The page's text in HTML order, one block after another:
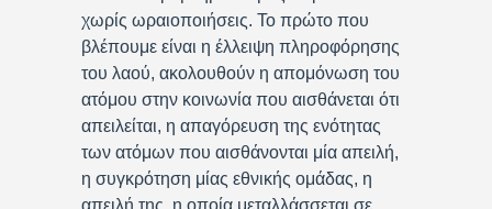
χωρίς ωραιοποιήσεις. Το πρώτο που
βλέπουμε είναι η έλλειψη πληροφόρησης
του λαού, ακολουθούν η απομόνωση του
ατόμου στην κοινωνία που αισθάνεται ότι
απειλείται, η απαγόρευση της ενότητας
των ατόμων που αισθάνονται μία απειλή,
η συγκρότηση μίας εθνικής ομάδας, η